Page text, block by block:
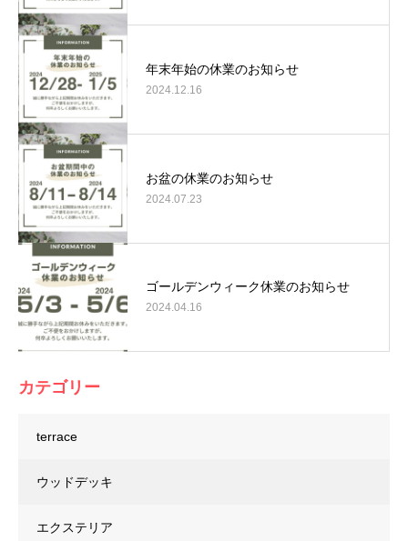
年末年始の休業のお知らせ
2024.12.16
お盆の休業のお知らせ
2024.07.23
ゴールデンウィーク休業のお知らせ
2024.04.16
カテゴリー
terrace
ウッドデッキ
エクステリア